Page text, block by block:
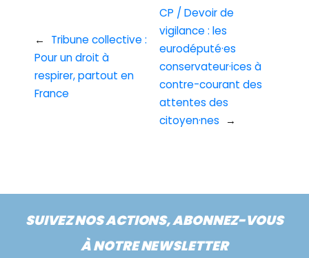
←
Tribune collective :
Pour un droit à
respirer, partout en
France
CP / Devoir de
vigilance : les
eurodéputé·es
conservateur·ices à
contre-courant des
attentes des
citoyen·nes
→
SUIVEZ NOS ACTIONS, ABONNEZ-VOUS
À NOTRE NEWSLETTER